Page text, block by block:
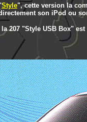
Style", cette version la
son iPod ou
207 "Style USB Box"